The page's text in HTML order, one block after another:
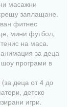
масажни
заплащане.
фитнес
мини футбол,
на маса.
за деца
програми в
деца от 4 до
детско
игри.